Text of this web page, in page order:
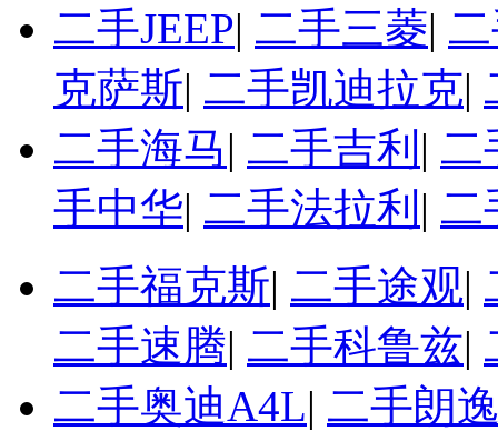
二手JEEP| 二手三菱|
克萨斯| 二手凯迪拉克|
二手海马| 二手吉利 | 二
手中华| 二手法拉利 | 二
二手福克斯| 二手途观|
二手速腾| 二手科鲁兹|
二手奥迪A4L| 二手朗